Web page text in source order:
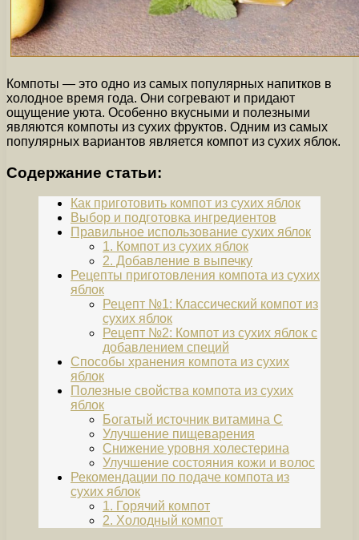
Компоты — это одно из самых популярных напитков в
холодное время года. Они согревают и придают
ощущение уюта. Особенно вкусными и полезными
являются компоты из сухих фруктов. Одним из самых
популярных вариантов является компот из сухих яблок.
Содержание статьи:
Как приготовить компот из сухих яблок
Выбор и подготовка ингредиентов
Правильное использование сухих яблок
1. Компот из сухих яблок
2. Добавление в выпечку
Рецепты приготовления компота из сухих
яблок
Рецепт №1: Классический компот из
сухих яблок
Рецепт №2: Компот из сухих яблок с
добавлением специй
Способы хранения компота из сухих
яблок
Полезные свойства компота из сухих
яблок
Богатый источник витамина C
Улучшение пищеварения
Снижение уровня холестерина
Улучшение состояния кожи и волос
Рекомендации по подаче компота из
сухих яблок
1. Горячий компот
2. Холодный компот